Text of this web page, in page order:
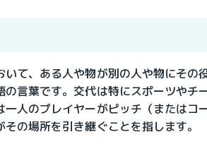
て、ある人や物が別の人や物にその
言葉です。交代は特にスポーツやチ
人のプレイヤーがピッチ（またはコ
の場所を引き継ぐことを指します。